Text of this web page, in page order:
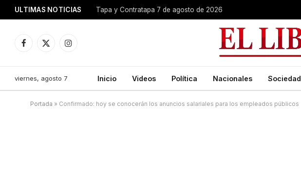
ULTIMAS NOTICIAS Tapa y Contratapa 7 de agosto de 2026
Facebook
X
Instagram
viernes, agosto 7 Inicio Videos Política Nacionales Sociedad
Portada » Confirmado: hoy se conocerán los anuncios salariales para los empleados públicos